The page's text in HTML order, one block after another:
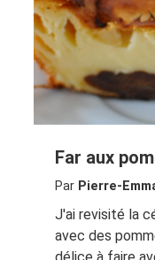
Far aux
Par Pierre-
J'ai revisité la
avec des